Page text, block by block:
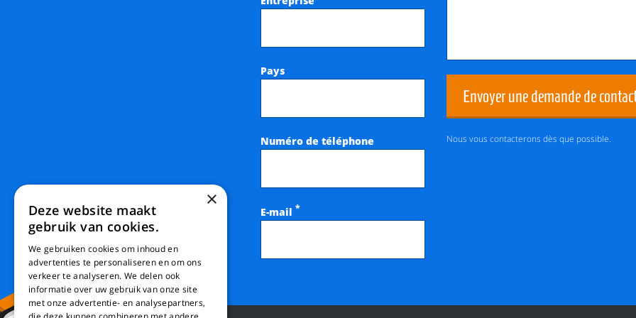
Pays
Numéro de téléphone
E-mail *
Envoyer une demande de
Nous vous contacterons dès que possible.
×
Deze website maakt
gebruik van cookies.
We gebruiken cookies om inhoud en
advertenties te personaliseren en om ons
verkeer te analyseren. We delen ook
informatie over uw gebruik van onze site
met onze advertentie- en analysepartners,